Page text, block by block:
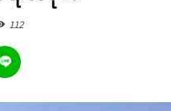
112